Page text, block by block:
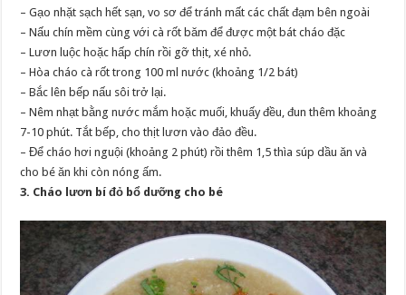
– Gạo nhặt sạch hết sạn, vo sơ để tránh mất các chất đạm bên ngoài
– Nấu chín mềm cùng với cà rốt băm để được một bát cháo đặc
– Lươn luộc hoặc hấp chín rồi gỡ thịt, xé nhỏ.
– Hòa cháo cà rốt trong 100 ml nước (khoảng 1/2 bát)
– Bắc lên bếp nấu sôi trở lại.
– Nêm nhạt bằng nước mắm hoặc muối, khuấy đều, đun thêm khoảng
7-10 phút. Tắt bếp, cho thịt lươn vào đảo đều.
– Để cháo hơi nguội (khoảng 2 phút) rồi thêm 1,5 thìa súp dầu ăn và
cho bé ăn khi còn nóng ấm.
3. Cháo lươn bí đỏ bổ dưỡng cho bé